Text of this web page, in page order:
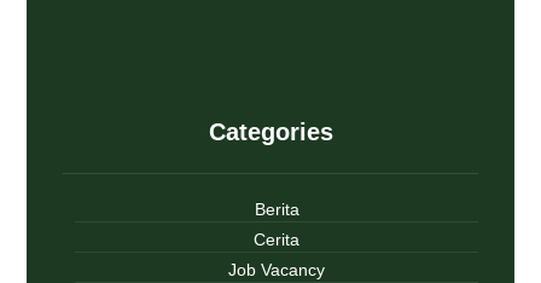
Categories
Berita
Cerita
Job Vacancy